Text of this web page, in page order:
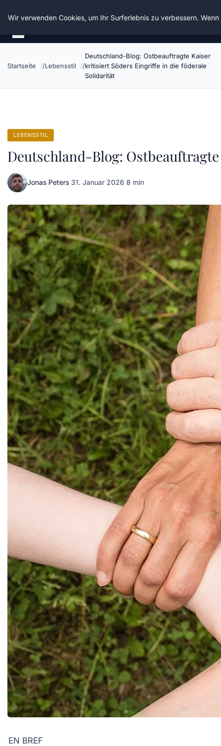
Die Schnitter
Startseite Lebensstil
Deutschland-Blog: Ostbeauftragte Kaiser
kritisiert Söders Eingriffe in die föderale
Solidarität
LEBENSSTIL
Deutschland-Blog:
Jonas Peters·31. Januar 2026·8 min
EN BREF
Wir verwenden Cookies, um Ihr Surferlebnis zu verbessern.